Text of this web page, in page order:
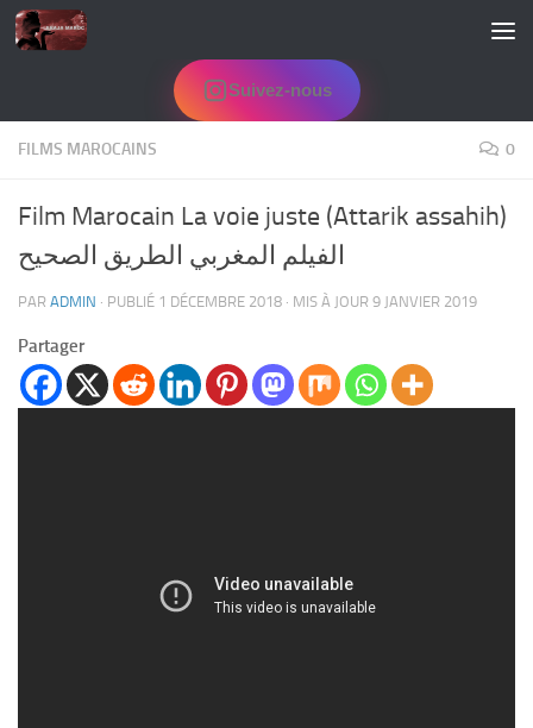
Skip to content
Suivez-nous
FILMS MAROCAINS 0
Film Marocain La voie juste (Attarik assahih)
الفيلم المغربي الطريق الصحيح
PAR ADMIN · PUBLIÉ 1 DÉCEMBRE 2018 · MIS À JOUR 9 JANVIER 2019
Partager